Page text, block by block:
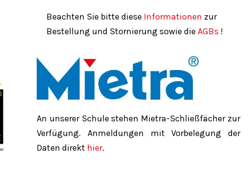
Beachten Sie bitte diese Informationen zur
Bestellung und Stornierung sowie die AGBs !
An unserer Schule stehen Mietra-Schließfächer zur
Verfügung. Anmeldungen mit Vorbelegung der
Daten direkt hier.